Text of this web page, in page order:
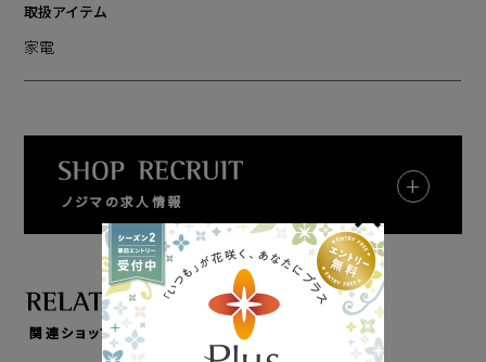
取扱アイテム
家電
ノジマの求人情報
関連ショップ